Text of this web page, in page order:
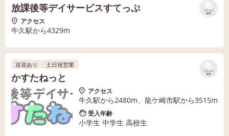
リストに
保存
放課後等デイサービスすてっぷ
アクセス
牛久駅から4329m
リストに
保存
送迎あり 土日祝営業
かすたねっと
アクセス
牛久駅から2480m、龍ケ崎市駅から3515m
受入年齢
小学生 中学生 高校生